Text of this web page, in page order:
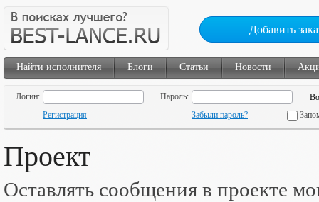
Добавить
Найти исполнителя Блоги Статьи Новости
Логин:
Пароль:
Регистрация
Забыли пароль?
Проект
Оставлять сообщения в проекте